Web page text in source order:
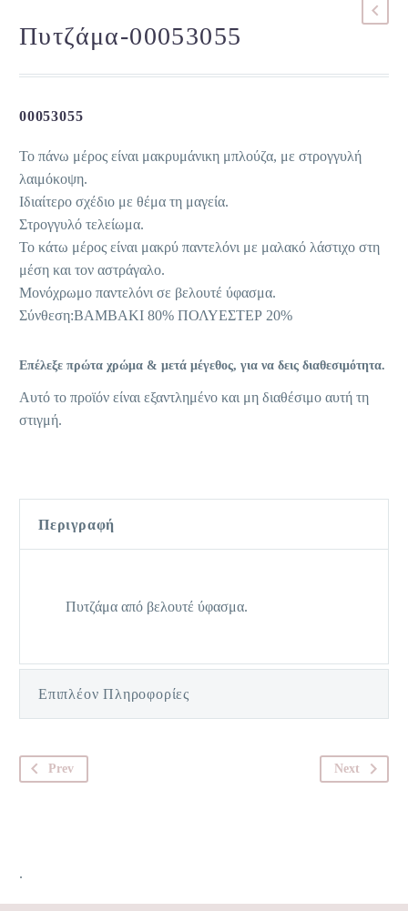
Πυτζάμα-00053055
00053055
Το πάνω μέρος είναι μακρυμάνικη μπλούζα, με στρογγυλή
λαιμόκοψη.
Ιδιαίτερο σχέδιο με θέμα τη μαγεία.
Στρογγυλό τελείωμα.
Το κάτω μέρος είναι μακρύ παντελόνι με μαλακό λάστιχο στη
μέση και τον αστράγαλο.
Μονόχρωμο παντελόνι σε βελουτέ ύφασμα.
Σύνθεση:ΒΑΜΒΑΚΙ 80% ΠΟΛΥΕΣΤΕΡ 20%
Επέλεξε πρώτα χρώμα & μετά μέγεθος, για να δεις διαθεσιμότητα.
Αυτό το προϊόν είναι εξαντλημένο και μη διαθέσιμο αυτή τη
στιγμή.
Περιγραφή
Πυτζάμα από βελουτέ ύφασμα.
Επιπλέον Πληροφορίες
Prev Next
.